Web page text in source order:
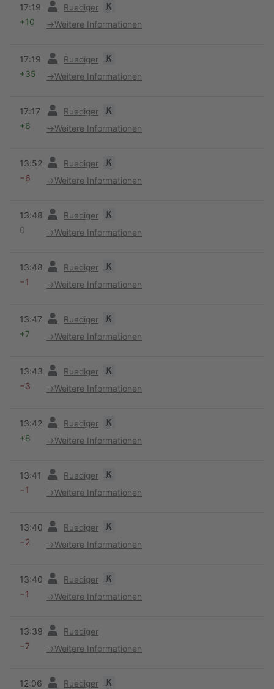
17:19 Ruediger K
+10 →Weitere Informationen
17:19 Ruediger K
+35 →Weitere Informationen
17:17 Ruediger K
+6 →Weitere Informationen
13:52 Ruediger K
−6 →Weitere Informationen
13:48 Ruediger K
0 →Weitere Informationen
13:48 Ruediger K
−1 →Weitere Informationen
13:47 Ruediger K
+7 →Weitere Informationen
13:43 Ruediger K
−3 →Weitere Informationen
13:42 Ruediger K
+8 →Weitere Informationen
13:41 Ruediger K
−1 →Weitere Informationen
13:40 Ruediger K
−2 →Weitere Informationen
13:40 Ruediger K
−1 →Weitere Informationen
13:39 Ruediger
−7 →Weitere Informationen
12:06 Ruediger K